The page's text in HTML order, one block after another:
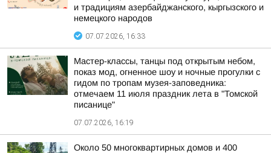
и традициям азербайджанского, кыргызского и
немецкого народов
07.07.2026, 16:33
Мастер-классы, танцы под открытым небом,
показ мод, огненное шоу и ночные прогулки с
гидом по тропам музея-заповедника:
отмечаем 11 июля праздник лета в "Томской
писанице"
07.07.2026, 16:19
Около 50 многоквартирных домов и 400